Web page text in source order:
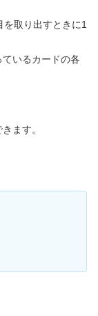
を取り出すときに1
いるカードの各
ます。